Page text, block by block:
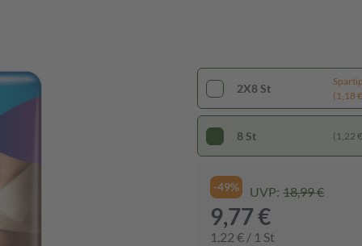
2X8 St
(1,18
8 St (1,22
-49% UVP: 18,99 €
9,77 €
1,22 € / 1 St